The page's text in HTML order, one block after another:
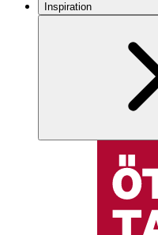
Inspiration